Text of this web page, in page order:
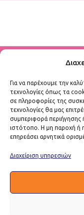
Για να παρέχουμε την
τεχνολογίες όπως τα
σε πληροφορίες της
τεχνολογίες θα μας
συμπεριφορά περιήγησης
ιστότοπο. Η μη παροχή ή
επηρεάσει αρνητικά
Διαχείριση υπηρεσιών